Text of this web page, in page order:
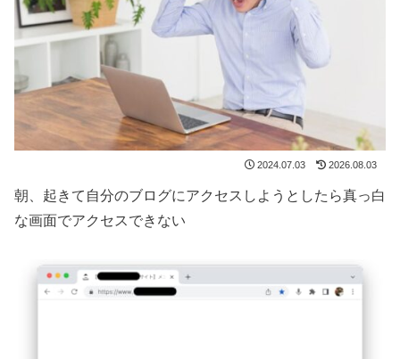
2024.07.03 2026.08.03
朝、起きて自分のブログにアクセスしようとしたら真っ白
な画面でアクセスできない